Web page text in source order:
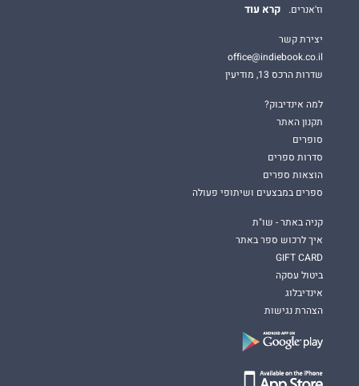
וז'אנרים.
קרא עוד
יצירת קשר
office@indiebook.co.il
שדרות הרכס 13, מודיעין
למה אינדיבוק?
תקנון האתר
סופרים
סדרות ספרים
הוצאות ספרים
ספרים במבצעים ושיתופי פעולה
קניה באתר - שו"ת
איך לרכוש ספר באתר
GIFT CARD
ביטול עסקה
אינדיבלוג
הצהרת נגישות